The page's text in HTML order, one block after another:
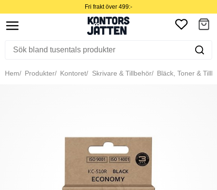
Fri frakt över 499:-
Hem Produkter Kontoret Skrivare & Tillbehör Bläck, Toner &